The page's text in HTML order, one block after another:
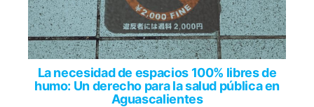
La necesidad de espacios 100% libres de
humo: Un derecho para la salud pública en
Aguascalientes